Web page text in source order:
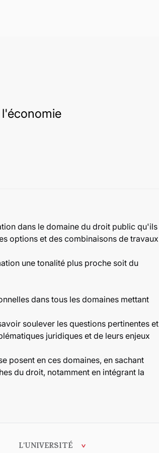
dans le domaine du droit public qu'ils
options et des combinaisons de travaux
une tonalité plus proche soit du
dans tous les domaines mettant
soulever les questions pertinentes et
juridiques et de leurs enjeux
posent en ces domaines, en sachant
du droit, notamment en intégrant la
L'UNIVERSITÉ